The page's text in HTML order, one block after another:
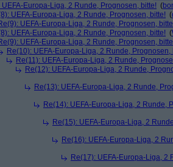
UEFA-Europa-Liga, 2 Runde, Prognosen, bitte! (
UEFA-Europa-Liga, 2 Runde, Prognosen, bitte! (
UEFA-Europa-Liga, 2 Runde, Prognosen,
UEFA-Europa-Liga, 2 Runde, Prognosen, bitte! (
UEFA-Europa-Liga, 2 Runde, Prognosen,
Re(10): UEFA-Europa-Liga, 2 Runde, Prognosen,
Re(11): UEFA-Europa-Liga, 2 Runde,
Re(12): UEFA-Europa-Liga, 2 Runde,
Re(13): UEFA-Europa-Liga, 2 Runde,
Re(14): UEFA-Europa-Liga, 2 Runde,
Re(15): UEFA-Europa-Liga, 2
Re(16): UEFA-Europa-Liga, 2
Re(17): UEFA-Europa-Liga, 2